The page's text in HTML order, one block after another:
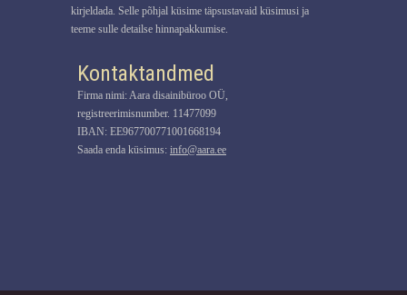
kirjeldada. Selle põhjal küsime täpsustavaid küsimusi ja
teeme sulle detailse hinnapakkumise.
Kontaktandmed
Firma nimi: Aara disainibüroo OÜ,
registreerimisnumber. 11477099
IBAN: EE967700771001668194
Saada enda küsimus: info@aara.ee